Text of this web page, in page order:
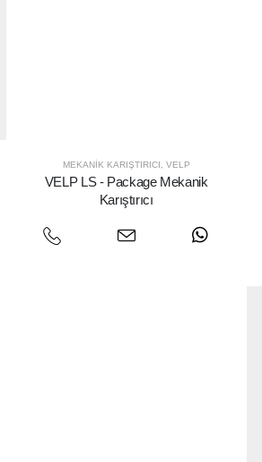
MEKANIK KARIŞTIRICI VELP
VELP LS - Package Mekanik
Karıştırıcı